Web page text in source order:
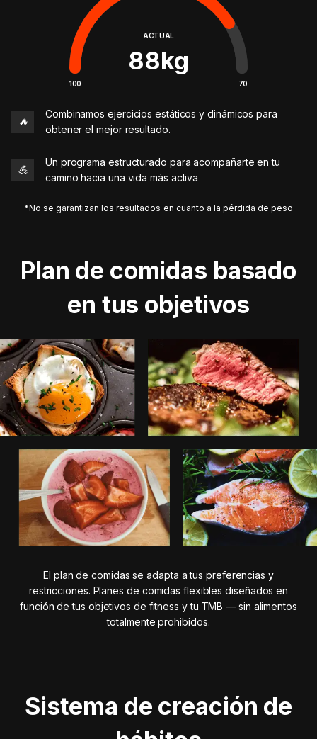
ACTUAL
88kg
100 70
🔥
Combinamos ejercicios estáticos y dinámicos para
obtener el mejor resultado.
💪
Un programa estructurado para acompañarte en tu
camino hacia una vida más activa
*No se garantizan los resultados en cuanto a la pérdida de peso
Plan de comidas basado
en tus objetivos
El plan de comidas se adapta a tus preferencias y
restricciones. Planes de comidas flexibles diseñados en
función de tus objetivos de fitness y tu TMB — sin alimentos
totalmente prohibidos.
Sistema de creación de